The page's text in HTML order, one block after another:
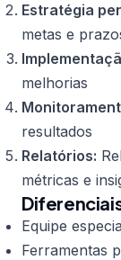
Estratégia
metas e
melhorias
resultados
Relatórios:
métricas e
Equipe
Ferramentas